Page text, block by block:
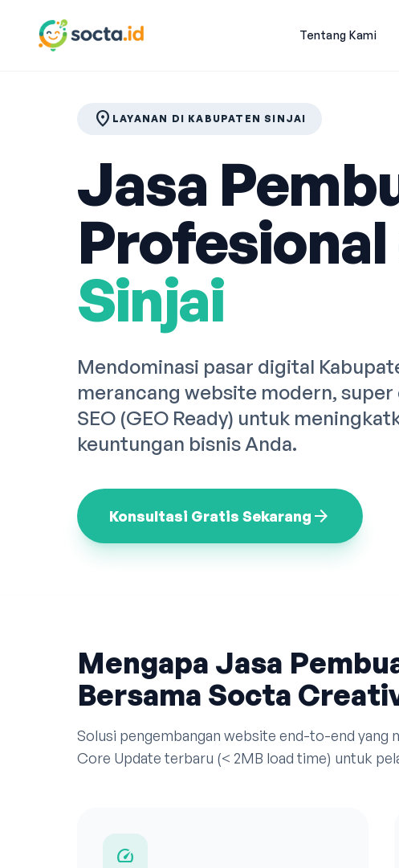
Tentang Kami
location_on LAYANAN DI KABUPATEN SINJAI
Jasa
Sinjai
Mendominasi pasar digital
merancang website modern,
SEO (GEO Ready) untuk
keuntungan bisnis Anda.
Konsultasi Gratis Sekarang arrow_forward
Mengapa Jasa
Bersama Socta
Solusi pengembangan website end-to-end yang
Core Update terbaru (< 2MB load time) untuk
speed